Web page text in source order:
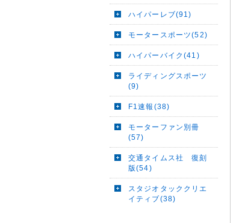
ハイパーレブ(91)
モータースポーツ(52)
ハイパーバイク(41)
ライディングスポーツ
(9)
F1速報(38)
モーターファン別冊
(57)
交通タイムス社 復刻
版(54)
スタジオタッククリエ
イティブ(38)